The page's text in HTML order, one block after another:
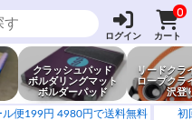
ログイン
0
カート
クラッシュパッド
ボルダリングマット
ボルダーパッド
リードクラ
ロープクラ
沢登
ル便199円 4980円で送料無料
初